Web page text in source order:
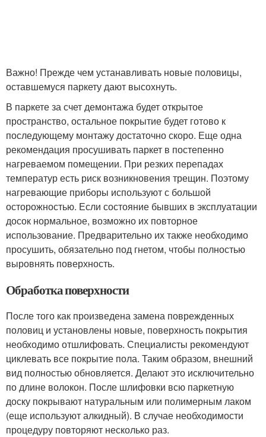
Важно! Прежде чем устанавливать новые половицы,
оставшемуся паркету дают высохнуть.
В паркете за счет демонтажа будет открытое
пространство, остальное покрытие будет готово к
последующему монтажу достаточно скоро. Еще одна
рекомендация просушивать паркет в постепенно
нагреваемом помещении. При резких перепадах
температур есть риск возникновения трещин. Поэтому
нагревающие приборы используют с большой
осторожностью. Если состояние бывших в эксплуатации
досок нормальное, возможно их повторное
использование. Предварительно их также необходимо
просушить, обязательно под гнетом, чтобы полностью
выровнять поверхность.
Обработка поверхности
После того как произведена замена поврежденных
половиц и установлены новые, поверхность покрытия
необходимо отшлифовать. Специалисты рекомендуют
циклевать все покрытие пола. Таким образом, внешний
вид полностью обновляется. Делают это исключительно
по длине волокон. После шлифовки всю паркетную
доску покрывают натуральным или полимерным лаком
(еще используют алкидный). В случае необходимости
процедуру повторяют несколько раз.